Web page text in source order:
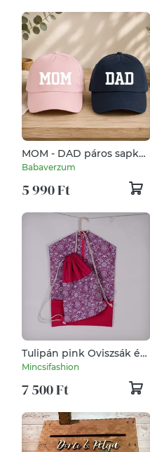
MOM - DAD páros sapka
- Egyedi felirattal
Babaverzum
5 990 Ft
Tulipán pink Oviszsák és
tornazsák szett
Mincsifashion
7 500 Ft